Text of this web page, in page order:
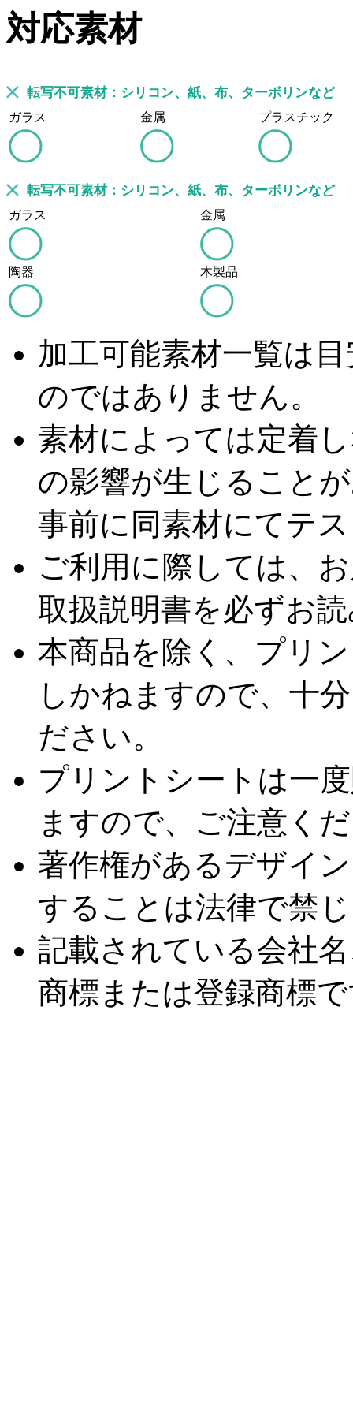
対応素材
転写不可素材：シリコン、紙、布、ターボリンなど
ガラス 金属 プラスチック
転写不可素材：シリコン、紙、布、ターボリンなど
ガラス 金属
陶器 木製品
加工可能素材一覧は
のではありません。
素材によっては定着
の影響が生じること
事前に同素材にてテ
ご利用に際しては、
取扱説明書を必ずお
本商品を除く、プリ
しかねますので、十
ださい。
プリントシートは一
ますので、ご注意く
著作権があるデザイ
することは法律で禁
記載されている会社
商標または登録商標